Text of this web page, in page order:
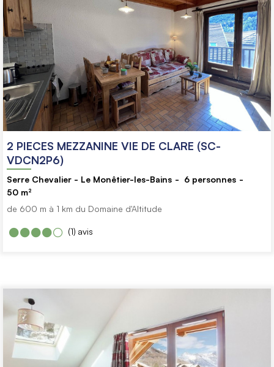
2 PIECES MEZZANINE VIE DE CLARE (SC-
VDCN2P6)
Serre Chevalier - Le Monêtier-les-Bains 6 personnes
50 m²
de 600 m à 1 km du Domaine d'Altitude
avis
(1)